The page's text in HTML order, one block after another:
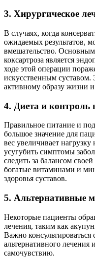
3. Хирургическое
В случаях, когда
ожидаемых результатов,
вмешательство.
коксартроза является
ходе этой операции
искусственным суставом.
активному образу жизни
4. Диета и контроль
Правильное питание и
большое значение для
вес увеличивает
усугубить симптомы
следить за балансом
богатые витаминами и
здоровья суставов.
5. Альтернативные
Некоторые пациенты
лечения, таким как
Важно
альтернативного лечения
самочувствию.